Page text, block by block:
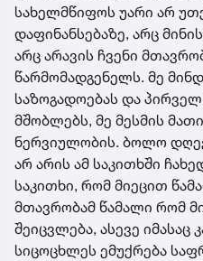
სახელმწიფოს უარი არ
დაფინანსებაზე, არც
არც არავის ჩვენი
წარმომადგენელს. მე
საზოგადოებას და
მშობლებს, მე მესმის
ნერვიულობის. ბოლო
არ არის ამ საკითხში
საკითხი, რომ მიეცით
მთავრობამ წამალი რომ
შეიცვლება, ასევე
სიცოცხლეს ემუქრება